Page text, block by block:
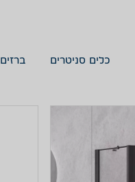
כלים סניטרים ברזים